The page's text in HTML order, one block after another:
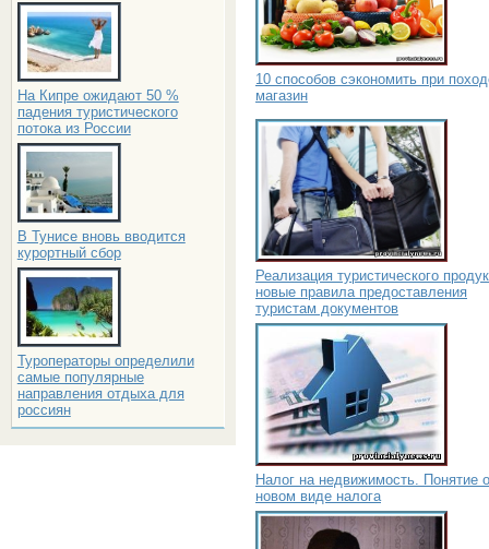
На Кипре ожидают 50 %
падения туристического
потока из России
В Тунисе вновь вводится
курортный сбор
Туроператоры определили
самые популярные
направления отдыха для
россиян
10 способов сэкономить при
магазин
Реализация туристического
новые правила предоставления
туристам документов
Налог на недвижимость. Понятие о
новом виде налога